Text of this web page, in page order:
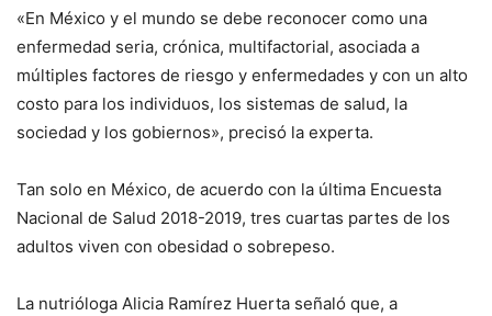
«En México y el mundo se debe reconocer como una
enfermedad seria, crónica, multifactorial, asociada a
múltiples factores de riesgo y enfermedades y con un alto
costo para los individuos, los sistemas de salud, la
sociedad y los gobiernos», precisó la experta.
Tan solo en México, de acuerdo con la última Encuesta
Nacional de Salud 2018-2019, tres cuartas partes de los
adultos viven con obesidad o sobrepeso.
La nutrióloga Alicia Ramírez Huerta señaló que, a